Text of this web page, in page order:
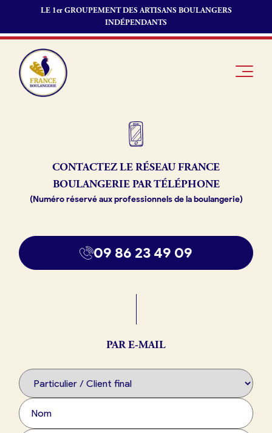
LE 1er GROUPEMENT DES ARTISANS BOULANGERS
INDÉPENDANTS
Je suis
boulanger
Je découvre
adhérer à
France
Offres
d’emploi
Fonds de
Actualités
Je suis
fournisseur
Je crée mon compte
CONTACTEZ LE RÉSEAUFRANCE
BOULANGERIE PAR TÉLÉPHONE
(Numéro réservé aux professionnels de la boulangerie)
09 86 23 49 09
PAR E-MAIL